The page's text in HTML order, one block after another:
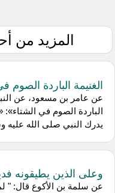
المزيد من
الغنيمة الباردة الصوم
عن عامر بن مسعود، عن
الباردة الصوم في
يدرك النبي صلى الله عليه
وعلى الذين يطيقونه
عن سلمة بن الأكوع قال: "